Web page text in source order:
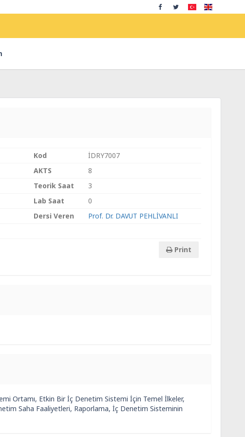
Kod
İDRY7007
AKTS
8
Teorik Saat
3
Lab Saat
0
Dersi Veren
Prof. Dr. DAVUT PEHLİVANLI
Print
Ortamı, Etkin Bir İç Denetim Sistemi İçin Temel İlkeler,
Saha Faaliyetleri, Raporlama, İç Denetim Sisteminin